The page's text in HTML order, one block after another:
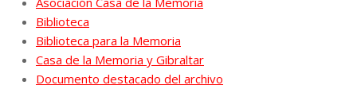
Biblioteca
Biblioteca para la Memoria
Casa de la Memoria y Gibraltar
Documento destacado del archivo